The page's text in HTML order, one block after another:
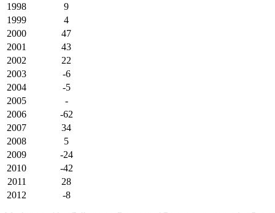
1998
9
1999
4
2000
47
2001
43
2002
22
2003
-6
2004
-5
2005
-
2006
-62
2007
34
2008
5
2009
-24
2010
-42
2011
28
2012
-8